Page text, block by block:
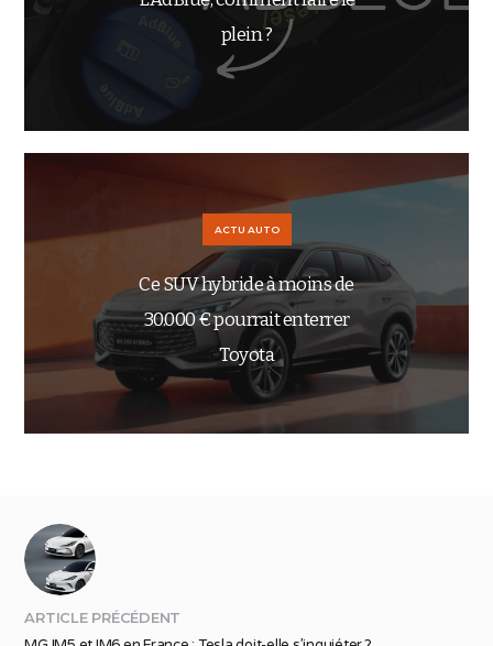
plein ?
ACTU AUTO
Ce SUV hybride à moins de
30.000 € pourrait enterrer
Toyota
ARTICLE PRÉCÉDENT